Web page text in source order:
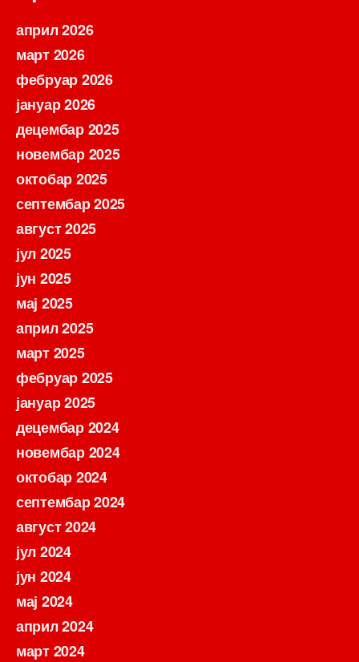
април 2026
март 2026
фебруар 2026
јануар 2026
децембар 2025
новембар 2025
октобар 2025
септембар 2025
август 2025
јул 2025
јун 2025
мај 2025
април 2025
март 2025
фебруар 2025
јануар 2025
децембар 2024
новембар 2024
октобар 2024
септембар 2024
август 2024
јул 2024
јун 2024
мај 2024
април 2024
март 2024